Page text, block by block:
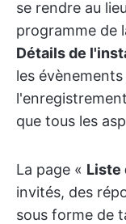
se rendre au
programme de
Détails de
les
que tous les
La page « Liste
invités, des
sous forme de